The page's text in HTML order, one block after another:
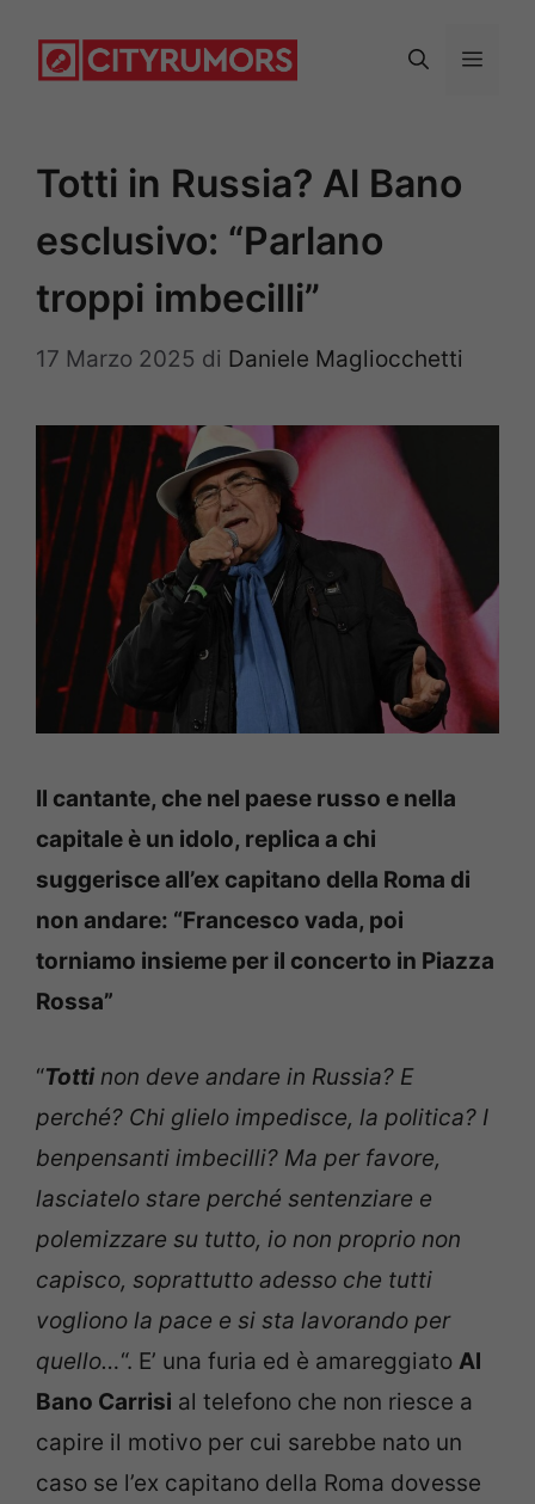
Menu
Totti in Russia? Al Bano
esclusivo: “Parlano
troppi imbecilli”
17 Marzo 2025 di Daniele Magliocchetti
Il cantante, che nel paese russo e nella
capitale è un idolo, replica a chi
suggerisce all’ex capitano della Roma di
non andare: “Francesco vada, poi
torniamo insieme per il concerto in Piazza
Rossa”
“Tottinon deve andare in Russia? E
perché? Chi glielo impedisce, la politica? I
benpensanti imbecilli? Ma per favore,
lasciatelo stare perché sentenziare e
polemizzare su tutto, io non proprio non
capisco, soprattutto adesso che tutti
vogliono la pace e si sta lavorando per
quello…“. E’ una furia ed è amareggiato Al
Bano Carrisi al telefono che non riesce a
capire il motivo per cui sarebbe nato un
caso se l’ex capitano della Roma dovesse